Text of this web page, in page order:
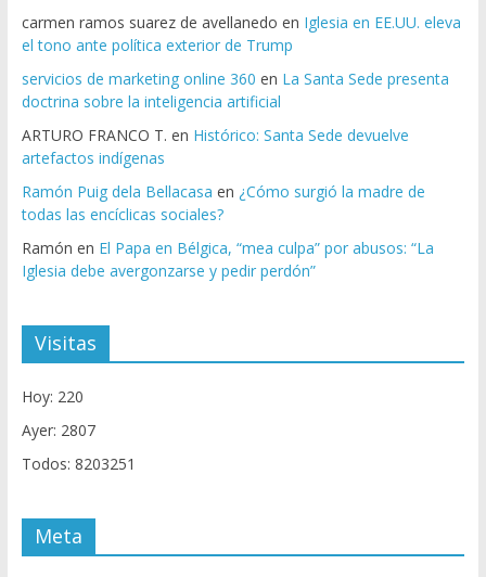
carmen ramos suarez de avellanedo en Iglesia en EE.UU. eleva
el tono ante política exterior de Trump
servicios de marketing online 360 en La Santa Sede presenta
doctrina sobre la inteligencia artificial
ARTURO FRANCO T. en Histórico: Santa Sede devuelve
artefactos indígenas
Ramón Puig dela Bellacasa en ¿Cómo surgió la madre de
todas las encíclicas sociales?
Ramón en El Papa en Bélgica, “mea culpa” por abusos: “La
Iglesia debe avergonzarse y pedir perdón”
Visitas
Hoy: 220
Ayer: 2807
Todos: 8203251
Meta